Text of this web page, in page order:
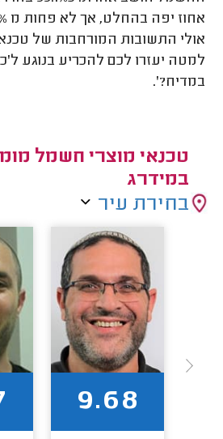
אחוז יפה בהחלט, אך לא פחות מ 44.4% בחר ב
אולי התשובות המורחבות של
למטה יעזרו לכם להכריע בנוגע
במדיח?'.
טכנאי מוצרי חשמל
במידרג
בחירת עיר
9.68